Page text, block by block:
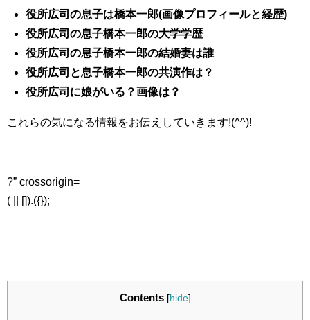
役所広司の息子は橋本一郎(画像プロフィールと経歴)
役所広司の息子橋本一郎の大学学歴
役所広司の息子橋本一郎の結婚妻は誰
役所広司と息子橋本一郎の共演作は？
役所広司に娘がいる？画像は？
これらの気になる情報をお伝えしていきます!(^^)!
?” crossorigin=
( || []).({});
Contents [hide]